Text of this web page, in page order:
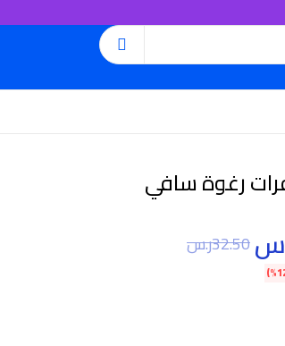
رغوة سافي
32.50ر.س